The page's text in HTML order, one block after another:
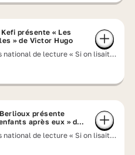
Kefi présente « Les
» de Victor Hugo
national de lecture « Si on lisait à
présente
après eux » de
national de lecture « Si on lisait à